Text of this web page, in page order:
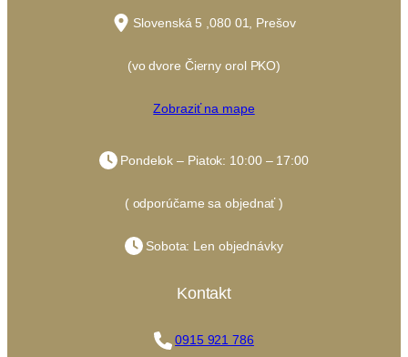
Slovenská 5 ,080 01, Prešov
(vo dvore Čierny orol PKO)
Zobraziť na mape
Pondelok – Piatok: 10:00 – 17:00
( odporúčame sa objednať )
Sobota: Len objednávky
Kontakt
0915 921 786